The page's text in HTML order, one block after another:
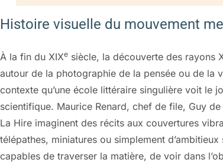
Histoire visuelle du mouvement
À la fin du XIXe siècle, la découverte des rayons
autour de la photographie de la pensée ou de la
contexte qu’une école littéraire singulière voit le
scientifique. Maurice Renard, chef de file, Guy
La Hire imaginent des récits aux couvertures
télépathes, miniatures ou simplement
capables de traverser la matière, de voir dans